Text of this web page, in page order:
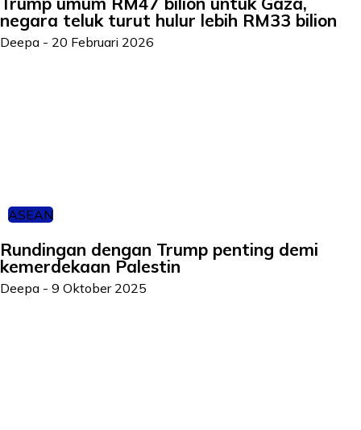
negara teluk turut hulur lebih RM33 bilion
Deepa - 20 Februari 2026
ASEAN
Rundingan dengan Trump penting demi
kemerdekaan Palestin
Deepa - 9 Oktober 2025